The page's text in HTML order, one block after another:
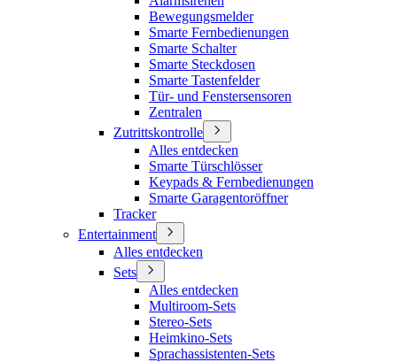
Bewegungsmelder
Smarte Fernbedienungen
Smarte Schalter
Smarte Steckdosen
Smarte Tastenfelder
Tür- und Fenstersensoren
Zentralen
Zutrittskontrolle
Alles entdecken
Smarte Türschlösser
Keypads & Fernbedienungen
Smarte Garagentoröffner
Tracker
Entertainment
Alles entdecken
Sets
Alles entdecken
Multiroom-Sets
Stereo-Sets
Heimkino-Sets
Sprachassistenten-Sets